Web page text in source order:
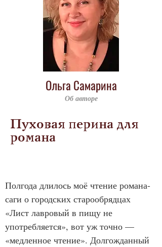
Ольга Самарина
Об авторе
Пуховая перина для
романа
Полгода длилось моё чтение романа-
саги о городских старообрядцах
«Лист лавровый в пищу не
употребляется», вот уж точно —
«медленное чтение». Долгожданный